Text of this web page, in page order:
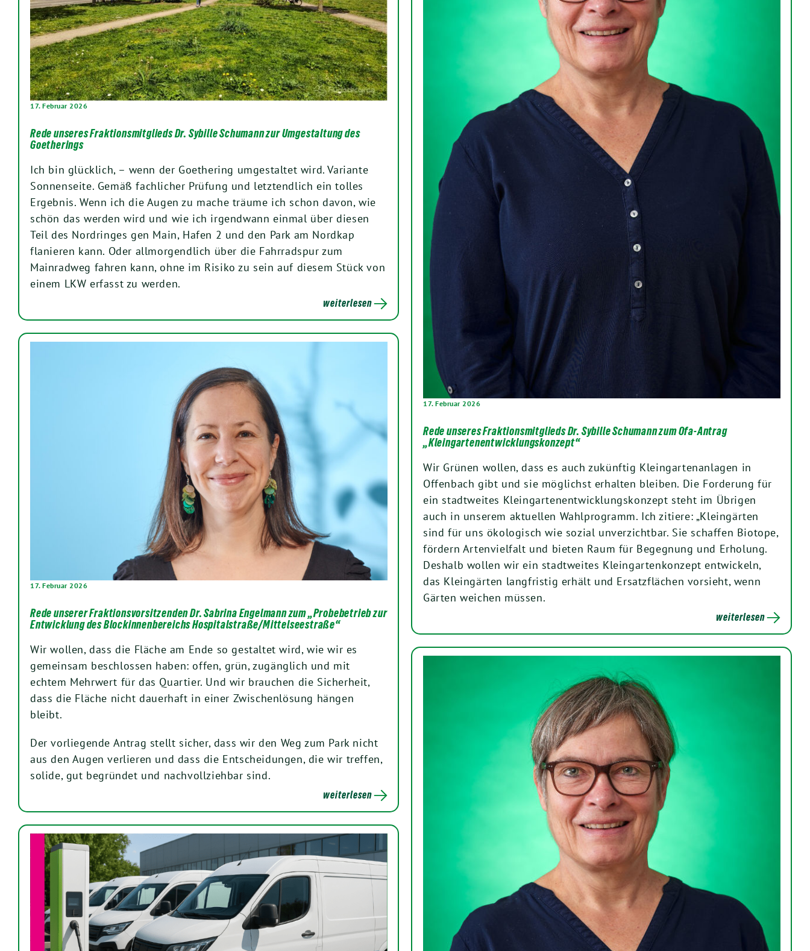
17. Februar 2026
Rede unseres Fraktionsmitglieds Dr. Sybille Schumann zur Umgestaltung des
Goetherings
Ich bin glücklich, – wenn der Goethering umgestaltet wird. Variante
Sonnenseite. Gemäß fachlicher Prüfung und letztendlich ein tolles
Ergebnis. Wenn ich die Augen zu mache träume ich schon davon, wie
schön das werden wird und wie ich irgendwann einmal über diesen
Teil des Nordringes gen Main, Hafen 2 und den Park am Nordkap
flanieren kann. Oder allmorgendlich über die Fahrradspur zum
Mainradweg fahren kann, ohne im Risiko zu sein auf diesem Stück von
einem LKW erfasst zu werden.
weiterlesen
17. Februar 2026
Rede unseres Fraktionsmitglieds Dr. Sybille Schumann zum Ofa-Antrag
„Kleingartenentwicklungskonzept“
Wir Grünen wollen, dass es auch zukünftig Kleingartenanlagen in
Offenbach gibt und sie möglichst erhalten bleiben. Die Forderung für
ein stadtweites Kleingartenentwicklungskonzept steht im Übrigen
auch in unserem aktuellen Wahlprogramm. Ich zitiere: „Kleingärten
sind für uns ökologisch wie sozial unverzichtbar. Sie schaffen Biotope,
fördern Artenvielfalt und bieten Raum für Begegnung und Erholung.
Deshalb wollen wir ein stadtweites Kleingartenkonzept entwickeln,
das Kleingärten langfristig erhält und Ersatzflächen vorsieht, wenn
Gärten weichen müssen.
weiterlesen
17. Februar 2026
Rede unserer Fraktionsvorsitzenden Dr. Sabrina Engelmann zum „Probebetrieb zur
Entwicklung des Blockinnenbereichs Hospitalstraße/Mittelseestraße“
Wir wollen, dass die Fläche am Ende so gestaltet wird, wie wir es
gemeinsam beschlossen haben: offen, grün, zugänglich und mit
echtem Mehrwert für das Quartier. Und wir brauchen die Sicherheit,
dass die Fläche nicht dauerhaft in einer Zwischenlösung hängen
bleibt.
Der vorliegende Antrag stellt sicher, dass wir den Weg zum Park nicht
aus den Augen verlieren und dass die Entscheidungen, die wir treffen,
solide, gut begründet und nachvollziehbar sind.
weiterlesen